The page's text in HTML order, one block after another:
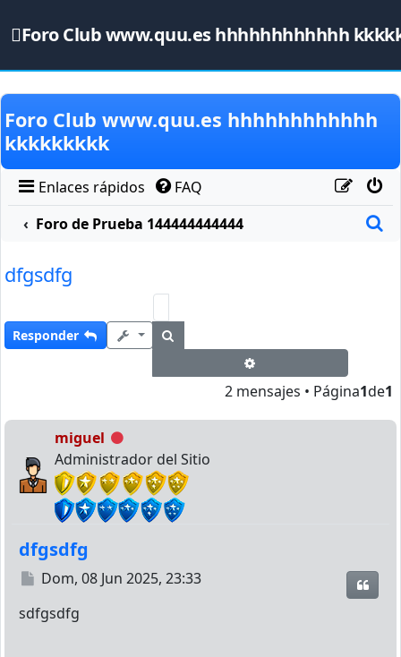
Foro Club www.quu.es hhhhhhhhhhhh
Obviar
Foro Club www.quu.es hhhhhhhhhhhh
kkkkkkkkk
Enlaces rápidos
FAQ
Foro de Prueba 144444444444
dfgsdfg
Responder
2 mensajes • Página1de1
miguel Desconectado
Administrador del Sitio
dfgsdfg
Mensaje
Dom, 08 Jun 2025, 23:33
sdfgsdfg